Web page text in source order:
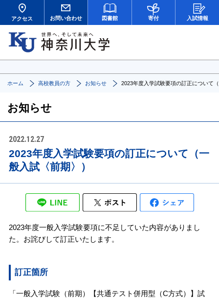
アクセス お問い合わせ 図書館 寄付 入試情報
ホーム 高校教員の方 お知らせ 2023年度入学試験要項の訂正について
お知らせ
2022.12.27
2023年度入学試験要項の訂正について（一
般入試〈前期〉）
2023年度一般入学試験要項に不足していた内容がありまし
た。お詫びして訂正いたします。
訂正箇所
「一般入学試験（前期）【共通テスト併用型（C方式）】試